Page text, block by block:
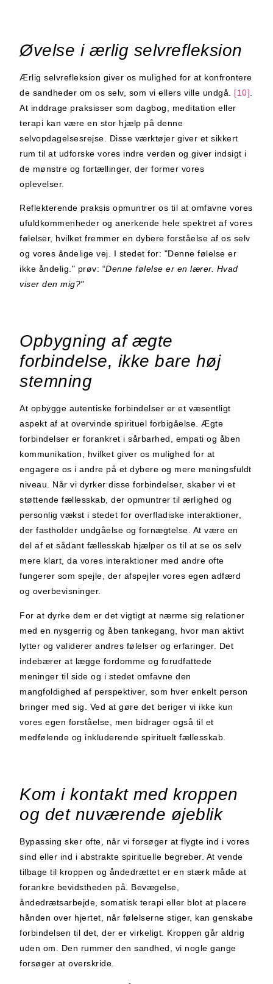
Øvelse i ærlig selvrefleksion
Ærlig selvrefleksion giver os mulighed for at konfrontere
de sandheder om os selv, som vi ellers ville undgå. [10]
At inddrage praksisser som dagbog, meditation eller
terapi kan være en stor hjælp på denne
selvopdagelsesrejse. Disse værktøjer giver et sikkert
rum til at udforske vores indre verden og giver indsigt i
de mønstre og fortællinger, der former vores
oplevelser.
Reflekterende praksis opmuntrer os til at omfavne vores
ufuldkommenheder og anerkende hele spektret af vores
følelser, hvilket fremmer en dybere forståelse af os selv
og vores åndelige vej. I stedet for: "Denne følelse er
ikke åndelig." prøv: “Denne følelse er en lærer. Hvad
viser den mig?"
Opbygning af ægte
forbindelse, ikke bare høj
stemning
At opbygge autentiske forbindelser er et væsentligt
aspekt af at overvinde spirituel forbigåelse. Ægte
forbindelser er forankret i sårbarhed, empati og åben
kommunikation, hvilket giver os mulighed for at
engagere os i andre på et dybere og mere meningsfuldt
niveau. Når vi dyrker disse forbindelser, skaber vi et
støttende fællesskab, der opmuntrer til ærlighed og
personlig vækst i stedet for overfladiske interaktioner,
der fastholder undgåelse og fornægtelse. At være en
del af et sådant fællesskab hjælper os til at se os selv
mere klart, da vores interaktioner med andre ofte
fungerer som spejle, der afspejler vores egen adfærd
og overbevisninger.
For at dyrke dem er det vigtigt at nærme sig relationer
med en nysgerrig og åben tankegang, hvor man aktivt
lytter og validerer andres følelser og erfaringer. Det
indebærer at lægge fordomme og forudfattede
meninger til side og i stedet omfavne den
mangfoldighed af perspektiver, som hver enkelt person
bringer med sig. Ved at gøre det beriger vi ikke kun
vores egen forståelse, men bidrager også til et
medfølende og inkluderende spirituelt fællesskab.
Kom i kontakt med kroppen
og det nuværende øjeblik
Bypassing sker ofte, når vi forsøger at flygte ind i vores
sind eller ind i abstrakte spirituelle begreber. At vende
tilbage til kroppen og åndedrættet er en stærk måde at
forankre bevidstheden på. Bevægelse,
åndedrætsarbejde, somatisk terapi eller blot at placere
hånden over hjertet, når følelserne stiger, kan genskabe
forbindelsen til det, der er virkeligt. Kroppen går aldrig
uden om. Den rummer den sandhed, vi nogle gange
forsøger at overskride.